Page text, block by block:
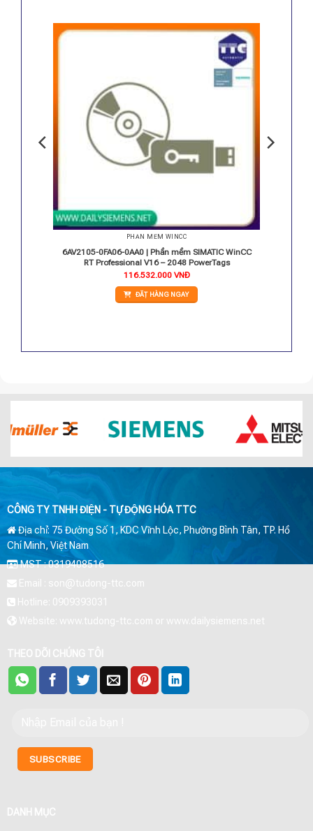
PHẦN MỀM WINCC
6AV2105-0FA06-0AA0 | Phần mềm SIMATIC WinCC
RT Professional V16 – 2048 PowerTags
116.532.000 VNĐ
ĐẶT HÀNG NGAY
CÔNG TY TNHH ĐIỆN - TỰ ĐỘNG HÓA TTC
Địa chỉ: 75 Đường Số 1, KDC Vĩnh Lộc, Phường Bình Tân, TP. Hồ
Chí Minh, Việt Nam
MST : 0319408516
Email : son@tudong-ttc.com
Hotline: 0909393031
Website: www.tudong-ttc.com or www.dailysiemens.net
THEO DÕI CHÚNG TÔI
DANH MỤC